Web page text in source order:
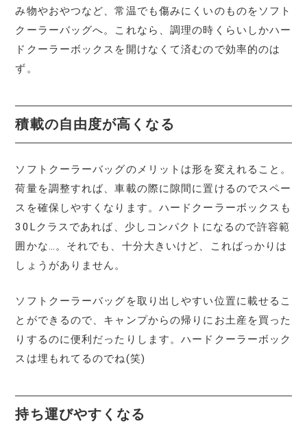
み物やおやつなど、常温でも傷みにくいのものをソフト
クーラーバッグへ。これなら、調理の時くらいしかハー
ドクーラーボックスを開けなくて済むので効率的のは
ず。
積載の自由度が高くなる
ソフトクーラーバッグのメリットは形を変えれること。
荷量を調整すれば、車載の際に隙間に置けるのでスペー
スを確保しやすくなります。ハードクーラーボックスも
30Lクラスであれば、少しコンパクトになるので許容範
囲かな…。それでも、十分大きいけど、こればっかりは
しょうがありません。
ソフトクーラーバッグを取り出しやすい位置に載せるこ
とができるので、キャンプからの帰りにお土産を買った
りするのに便利だったりします。ハードクーラーボック
スは埋もれてるのでね(笑)
持ち運びやすくなる